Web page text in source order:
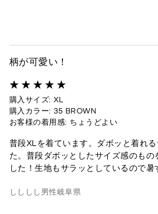
柄が可愛い！
購入サイズ: XL
購入カラー: 35 BROWN
お客様の着用感: ちょうどよい
普段XLを着ています。ダボッと着れ
た。普段ダボッとしたサイズ感のも
した！生地もサラッとしているので暑
しししし 男性岐阜県